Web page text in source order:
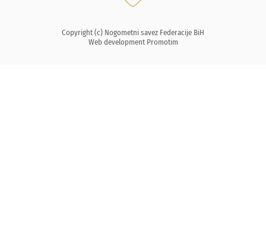
Copyright (c) Nogometni savez Federacije BiH
Web development Promotim